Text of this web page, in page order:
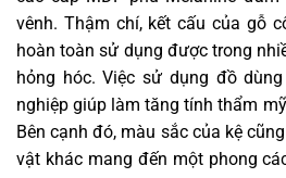
vênh. Thậm chí, kết cấu của gỗ
hoàn toàn sử dụng được trong
hỏng hóc. Việc sử dụng đồ
nghiệp giúp làm tăng tính thẩm
Bên cạnh đó, màu sắc của kệ
vật khác mang đến một phong